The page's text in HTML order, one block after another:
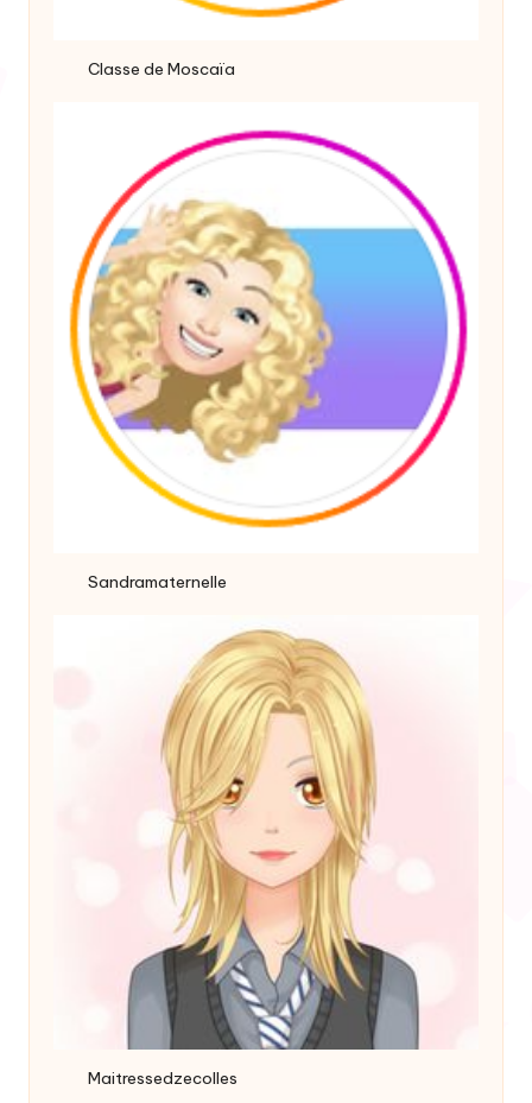
Classe de Moscaïa
Sandramaternelle
Maitressedzecolles